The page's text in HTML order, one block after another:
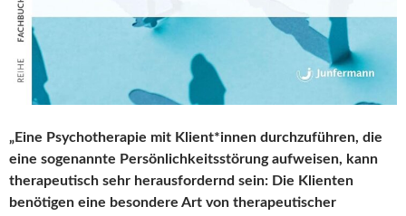
„Eine Psychotherapie mit Klient*innen durchzuführen, die
eine sogenannte Persönlichkeitsstörung aufweisen, kann
therapeutisch sehr herausfordernd sein: Die Klienten
benötigen eine besondere Art von therapeutischer